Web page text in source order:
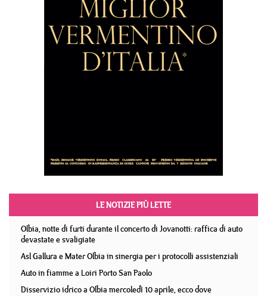
LE NOTIZIE PIÙ LETTE
Olbia, notte di furti durante il concerto di Jovanotti: raffica di auto
devastate e svaligiate
Asl Gallura e Mater Olbia in sinergia per i protocolli assistenziali
Auto in fiamme a Loiri Porto San Paolo
Disservizio idrico a Olbia mercoledì 10 aprile, ecco dove